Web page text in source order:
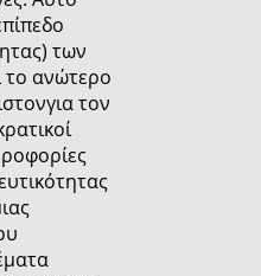
των
το ανώτερο
τον